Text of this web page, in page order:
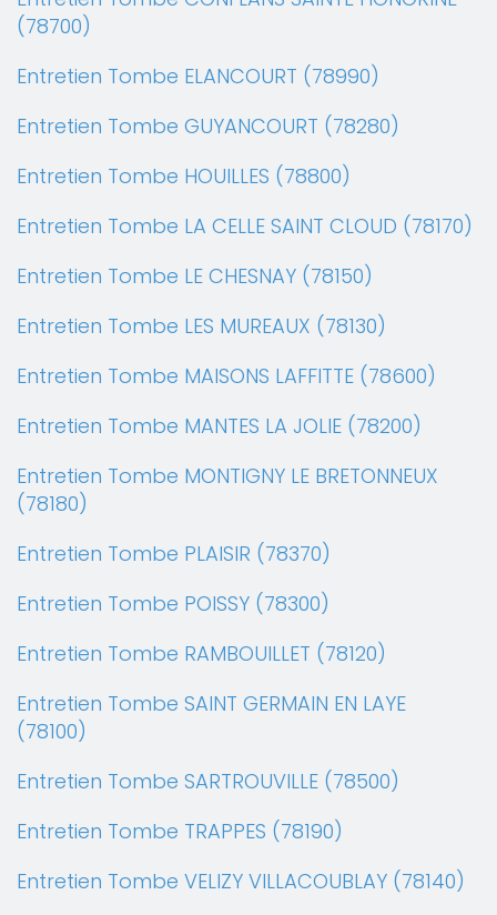
(78700)
Entretien Tombe ELANCOURT (78990)
Entretien Tombe GUYANCOURT (78280)
Entretien Tombe HOUILLES (78800)
Entretien Tombe LA CELLE SAINT CLOUD (78170)
Entretien Tombe LE CHESNAY (78150)
Entretien Tombe LES MUREAUX (78130)
Entretien Tombe MAISONS LAFFITTE (78600)
Entretien Tombe MANTES LA JOLIE (78200)
Entretien Tombe MONTIGNY LE BRETONNEUX
(78180)
Entretien Tombe PLAISIR (78370)
Entretien Tombe POISSY (78300)
Entretien Tombe RAMBOUILLET (78120)
Entretien Tombe SAINT GERMAIN EN LAYE
(78100)
Entretien Tombe SARTROUVILLE (78500)
Entretien Tombe TRAPPES (78190)
Entretien Tombe VELIZY VILLACOUBLAY (78140)